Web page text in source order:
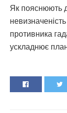
Як пояснюють
противника
ускладнює